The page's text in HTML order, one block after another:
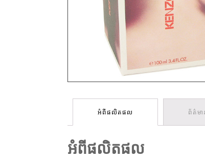
អំពីផលិតផល ព័ត៌មា
អំពីផលិតផល